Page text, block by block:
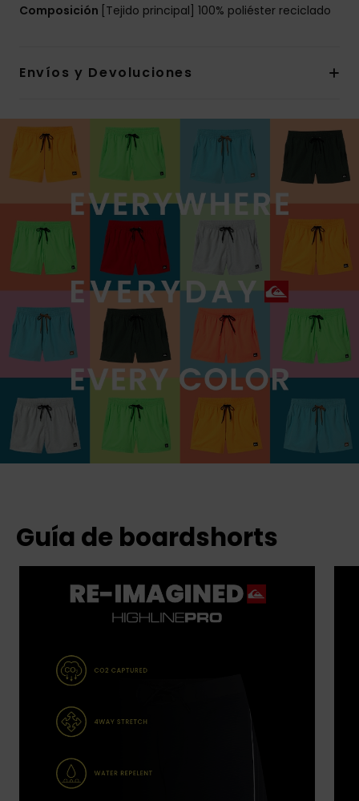
Composición [Tejido principal] 100% poliéster reciclado
Envíos y Devoluciones
Guía de boardshorts